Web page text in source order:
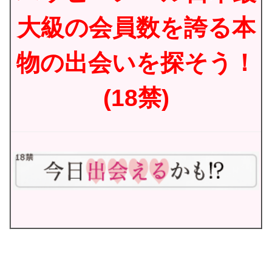
大級の会員数を誇る本
物の出会いを探そう！
(18禁)